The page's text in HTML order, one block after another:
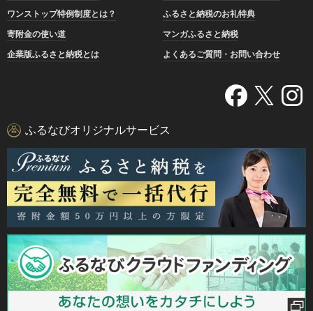
ワンストップ特例制度とは？
ふるさと納税のお礼特典
寄附金の使い道
マンガふるさと納税
企業版ふるさと納税とは
よくあるご質問・お問い合わせ
ふるなびオリジナルサービス